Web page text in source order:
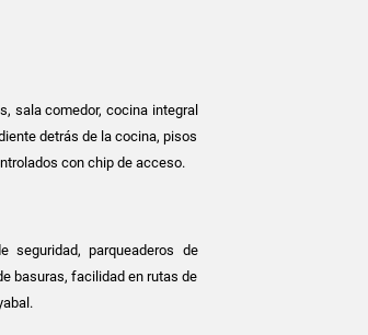
sala comedor, cocina integral
detrás de la cocina, pisos
con chip de acceso.
seguridad, parqueaderos de
basuras, facilidad en rutas de